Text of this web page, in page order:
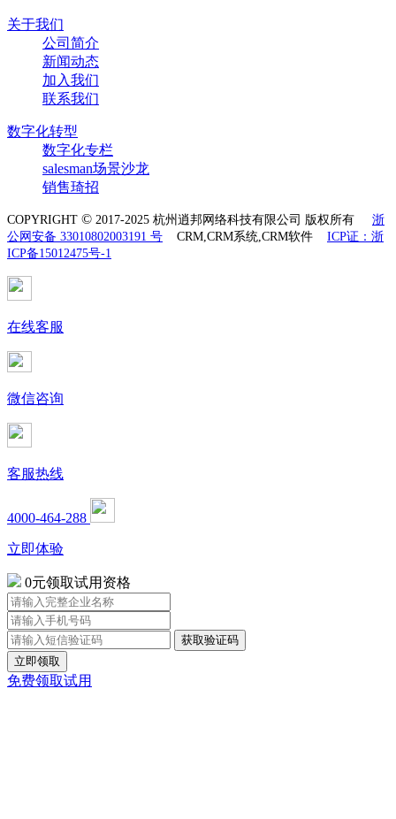
关于我们
公司简介
新闻动态
加入我们
联系我们
数字化转型
数字化专栏
salesman场景沙龙
销售琦招
COPYRIGHT © 2017-2025 杭州逍邦网络科技有限公司 版权所有 浙
公网安备 33010802003191 号 CRM,CRM系统,CRM软件 ICP证：浙
ICP备15012475号-1
在线客服
微信咨询
客服热线
4000-464-288
立即体验
0元领取试用资格
立即领取
免费领取试用